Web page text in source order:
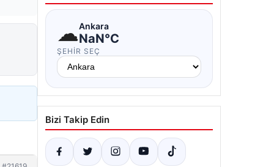
☁Ankara
NaN°C
ŞEHIR SEÇ
Bizi Takip Edin